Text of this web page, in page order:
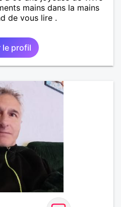
mains dans la mains
de vous lire .
le profil